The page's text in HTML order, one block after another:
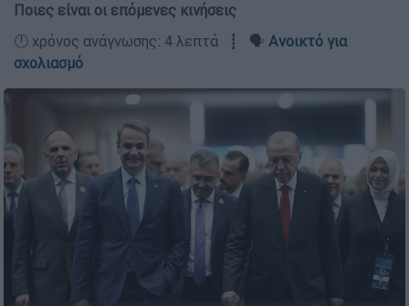
Ποιες είναι οι επόμενες κινήσεις
🕛 χρόνος ανάγνωσης: 4 λεπτά ┋ 🗣️ Ανοικτό για
σχολιασμό